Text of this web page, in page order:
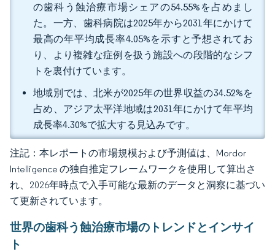
の歯科う蝕治療市場シェアの54.55%を占めまし
た。一方、歯科病院は2025年から2031年にかけて
最高の年平均成長率4.05%を示すと予想されてお
り、より複雑な症例を扱う施設への段階的なシフ
トを裏付けています。
地域別では、北米が2025年の世界収益の34.52%を
占め、アジア太平洋地域は2031年にかけて年平均
成長率4.30%で拡大する見込みです。
注記：本レポートの市場規模および予測値は、Mordor
Intelligence の独自推定フレームワークを使用して算出さ
れ、2026年時点で入手可能な最新のデータと洞察に基づい
て更新されています。
世界の歯科う蝕治療市場のトレンドとインサイ
ト